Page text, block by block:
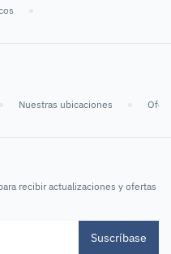
Nuestras ubicaciones
recibir actualizaciones y ofertas
Suscríbase